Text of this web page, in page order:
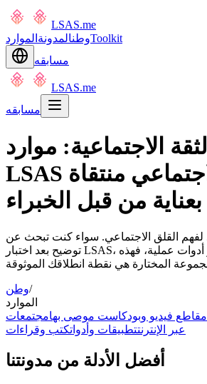
LSAS.me
وطنالمدونة الموارد
Toolkit
مسابقه
LSAS.me
مسابقه
الاجتماعية: موارد
LSAS والقلق الاجتماعي منتقاة
بعناية من قبل الخبراء
لفهم القلق الاجتماعي. سواء كنت تبحث عن
توضيح بعد اختبار LSAS، أو دعم الأقران، أو أدوات عملية، فهذه
وطن/
الموارد
مقاطع فيديو وبودكاست موصى بهامجتمعات
عبر الإنترنتتطبيقات وأدواتكتب وقراءات
أفضل الأدلة من مدونتنا